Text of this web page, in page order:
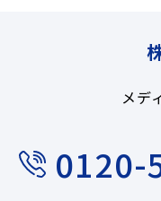
メデ
0120-